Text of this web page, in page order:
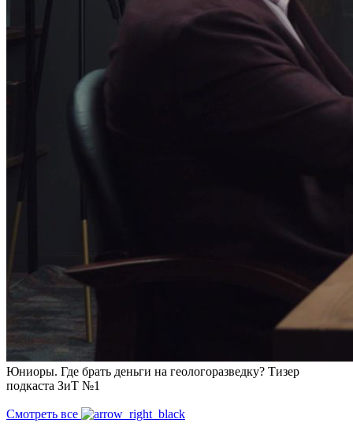
Юниоры. Где брать деньги на геологоразведку? Тизер
подкаста ЗиТ №1
Смотреть все